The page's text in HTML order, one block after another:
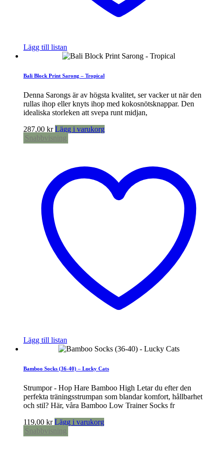
Lägg till listan
Bali Block Print Sarong – Tropical
Denna Sarongs är av högsta kvalitet, ser vacker ut när den
rullas ihop eller knyts ihop med kokosnötsknappar. Den
idealiska storleken att svepa runt midjan,
287,00 kr Lägg i varukorg
Snabbvisning
Lägg till listan
Bamboo Socks (36-40) – Lucky Cats
Strumpor - Hop Hare Bamboo High Letar du efter den
perfekta träningsstrumpan som blandar komfort, hållbarhet
och stil? Här, våra Bamboo Low Trainer Socks fr
119,00 kr Lägg i varukorg
Snabbvisning